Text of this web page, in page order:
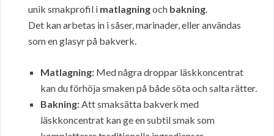
unik smakprofil i matlagningoch bakning.
Det kan arbetas in i såser, marinader, eller användas
som en glasyr på bakverk.
Matlagning: Med några droppar läskkoncentrat
kan du förhöja smaken på både söta och salta rätter.
Bakning:Att smaksätta bakverk med
läskkoncentrat kan ge en subtil smak som